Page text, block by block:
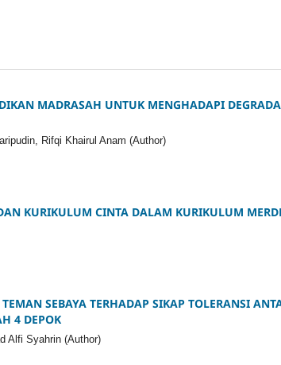
MADRASAH UNTUK MENGHADAPI
Rifqi Khairul Anam (Author)
KURIKULUM CINTA DALAM KURIKULUM
SEBAYA TERHADAP SIKAP TOLERANSI
4 DEPOK
Alfi Syahrin (Author)